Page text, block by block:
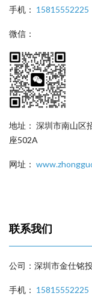
手机： 15815552225
微信：
地址： 深圳市南山区
座502A
网址：
联系我们
公司：深圳市金仕铭
手机： 15815552225